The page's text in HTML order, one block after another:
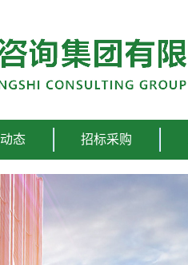
态 招标采购